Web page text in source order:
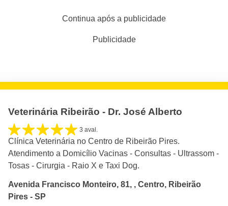
Continua após a publicidade
Publicidade
Veterinária Ribeirão - Dr. José Alberto
3 aval.
Clínica Veterinária no Centro de Ribeirão Pires.
Atendimento a Domicílio Vacinas - Consultas - Ultrassom -
Tosas - Cirurgia - Raio X e Taxi Dog.
Avenida Francisco Monteiro, 81, , Centro, Ribeirão
Pires - SP